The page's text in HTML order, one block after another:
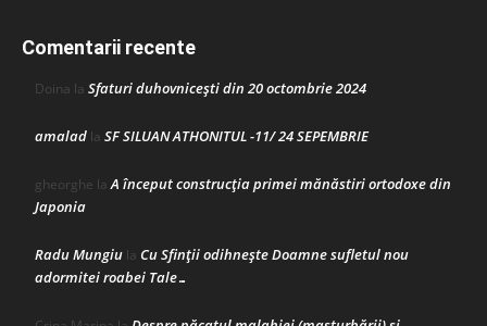
Comentarii recente
Doina la Sfaturi duhovnicești din 20 octombrie 2024
amalad la SF SILUAN ATHONITUL -11/ 24 SEPEMBRIE
gheorghe laA început construcţia primei mănăstiri ortodoxe din
Japonia
Radu Mungiu la Cu Sfinții odihnește Doamne sufletul nou
adormitei roabei Tale…